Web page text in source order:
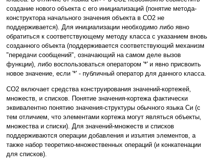
создание нового объекта с его инициализаций (понятие метода-
конструктора начального значения объекта в CO2 не
поддерживается). Для инициализации необходимо либо явно
обратиться к соответствующему методу класса с указанием вновь
созданного объекта (поддерживается соответствующий механизм
"передачи сообщений", означающий на самом деле вызов
функции), либо воспользоваться оператором '*' и явно присвоить
новое значение, если '*' - публичный оператор для данного класса.
CO2 включает средства конструирования значений-кортежей,
множеств, и списков. Понятие значения-кортежа фактически
эквивалентно понятию значения-структуры обычного языка Си (с
тем отличием, что элементами кортежа могут являться объекты,
множества и списки). Для значений-множеств и списков
поддерживаются операции добавления и изъятия элементов, а
также набор теоретико-множественных операций (и конкатенации
для списков).